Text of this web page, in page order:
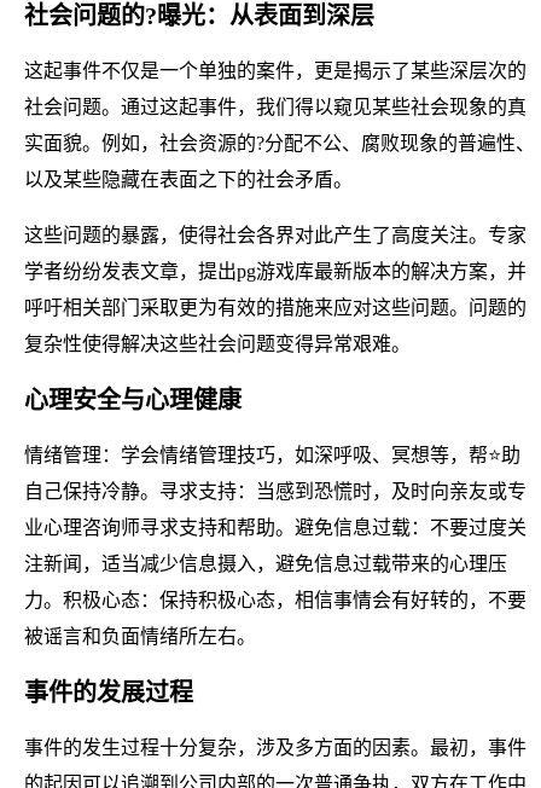
社会问题的?曝光：从表面到深层
这起事件不仅是一个单独的案件，更是揭示了某些深层次的
社会问题。通过这起事件，我们得以窥见某些社会现象的真
实面貌。例如，社会资源的?分配不公、腐败现象的普遍性、
以及某些隐藏在表面之下的社会矛盾。
这些问题的暴露，使得社会各界对此产生了高度关注。专家
学者纷纷发表文章，提出pg游戏库最新版本的解决方案，并
呼吁相关部门采取更为有效的措施来应对这些问题。问题的
复杂性使得解决这些社会问题变得异常艰难。
心理安全与心理健康
情绪管理：学会情绪管理技巧，如深呼吸、冥想等，帮⭐助
自己保持冷静。寻求支持：当感到恐慌时，及时向亲友或专
业心理咨询师寻求支持和帮助。避免信息过载：不要过度关
注新闻，适当减少信息摄入，避免信息过载带来的心理压
力。积极心态：保持积极心态，相信事情会有好转的，不要
被谣言和负面情绪所左右。
事件的发展过程
事件的发生过程十分复杂，涉及多方面的因素。最初，事件
的起因可以追溯到公司内部的一次普通争执，双方在工作中